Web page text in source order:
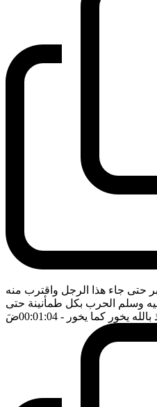
حتى جاء هذا الرجل واقترب منه
وسلم الحرب بكل طمأنينة حتى
يخور كما يخور - 00:01:04 ضَ